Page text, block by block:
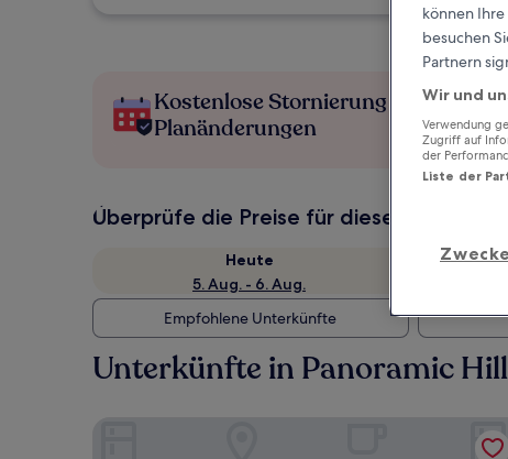
Kostenlose Stornierung bei
Planänderungen
Überprüfe die Preise für diese Daten
Heute
5. Aug. - 6. Aug.
Empfohlene Unterkünfte
Unterkünfte in Panoramic Hill
können
besuchen
Partnern
Wir und
Verwendung
Zugriff auf
der
Liste der